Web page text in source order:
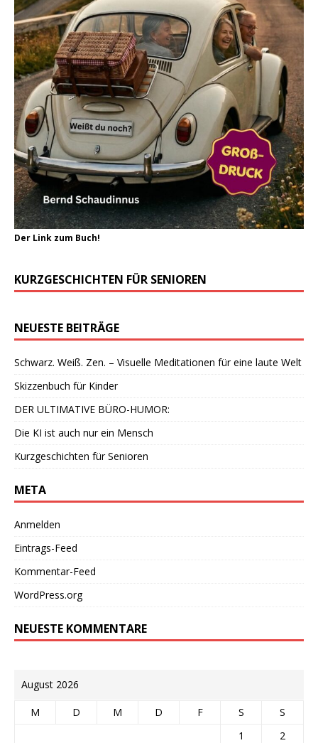
Der Link zum Buch!
KURZGESCHICHTEN FÜR SENIOREN
NEUESTE BEITRÄGE
Schwarz. Weiß. Zen. – Visuelle Meditationen für eine laute Welt
Skizzenbuch für Kinder
DER ULTIMATIVE BÜRO-HUMOR:
Die KI ist auch nur ein Mensch
Kurzgeschichten für Senioren
META
Anmelden
Eintrags-Feed
Kommentar-Feed
WordPress.org
NEUESTE KOMMENTARE
August 2026
M D M D F S
S
1
2